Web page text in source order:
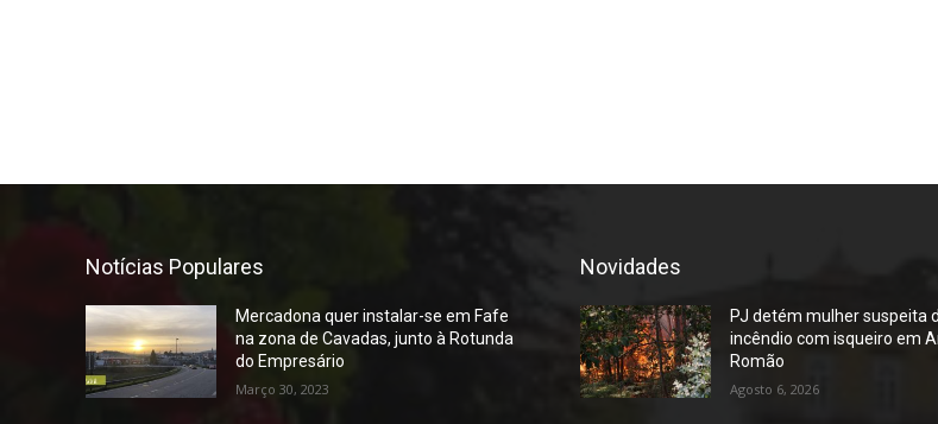
Notícias Populares
Mercadona quer instalar-se em Fafe
na zona de Cavadas, junto à Rotunda
do Empresário
Março 30, 2023
Novidades
PJ detém mulher suspeita
incêndio com isqueiro em
Romão
Agosto 6, 2026